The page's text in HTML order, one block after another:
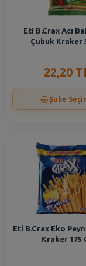
Eti B.Crax Acı
Çubuk Kraker
22,20
Şube
Eti B.Crax Eko
Kraker 175